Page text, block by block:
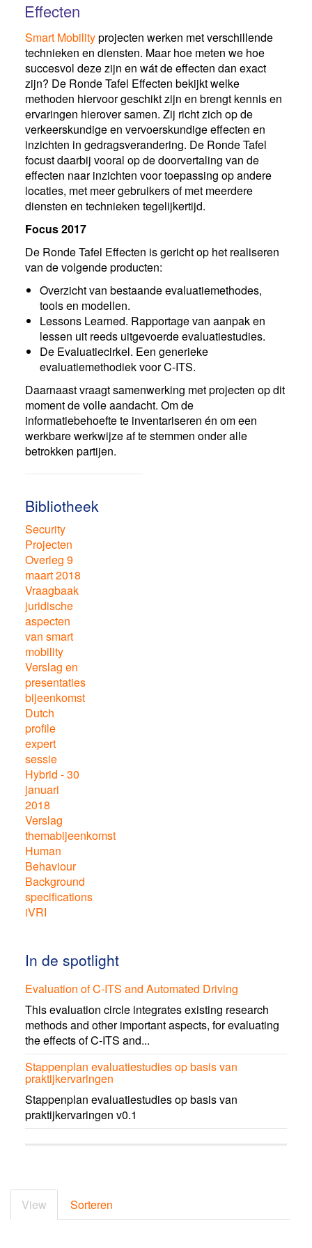
Effecten
Smart Mobilityprojecten werken met verschillende
technieken en diensten. Maar hoe meten we hoe
succesvol deze zijn en wát de effecten dan exact
zijn? De Ronde Tafel Effecten bekijkt welke
methoden hiervoor geschikt zijn en brengt kennis en
ervaringen hierover samen. Zij richt zich op de
verkeerskundige en vervoerskundige effecten en
inzichten in gedragsverandering. De Ronde Tafel
focust daarbij vooral op de doorvertaling van de
effecten naar inzichten voor toepassing op andere
locaties, met meer gebruikers of met meerdere
diensten en technieken tegelijkertijd.
Focus 2017
De Ronde Tafel Effecten is gericht op het realiseren
van de volgende producten:
Overzicht van bestaande evaluatiemethodes,
tools en modellen.
Lessons Learned. Rapportage van aanpak en
lessen uit reeds uitgevoerde evaluatiestudies.
De Evaluatiecirkel. Een generieke
evaluatiemethodiek voor C-ITS.
Daarnaast vraagt samenwerking met projecten op dit
moment de volle aandacht. Om de
informatiebehoefte te inventariseren én om een
werkbare werkwijze af te stemmen onder alle
betrokken partijen.
Bibliotheek
Security
Projecten
Overleg 9
maart 2018
Vraagbaak
juridische
aspecten
van smart
mobility
Verslag en
presentaties
bijeenkomst
Dutch
profile
expert
sessie
Hybrid - 30
januari
2018
Verslag
themabijeenkomst
Human
Behaviour
Background
specifications
iVRI
In de spotlight
Evaluation of C-ITS and Automated Driving
This evaluation circle integrates existing research
methods and other important aspects, for evaluating
the effects of C-ITS and...
Stappenplan evaluatiestudies op basis van
praktijkervaringen
Stappenplan evaluatiestudies op basis van
praktijkervaringen v0.1
tabs
View (active
tab)
Sorteren